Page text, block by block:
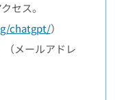
セス。
chatgpt/）
メールアドレ